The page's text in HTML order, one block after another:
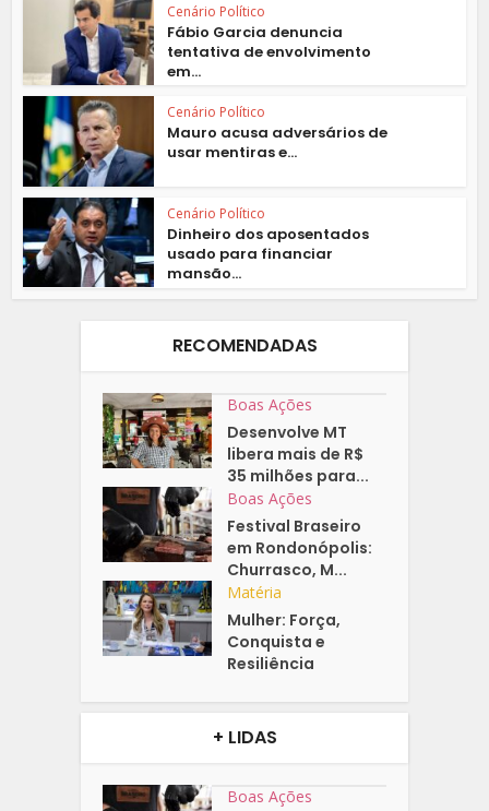
Cenário Político
Fábio Garcia denuncia
tentativa de envolvimento
em...
Cenário Político
Mauro acusa adversários de
usar mentiras e...
Cenário Político
Dinheiro dos aposentados
usado para financiar
mansão...
RECOMENDADAS
Boas Ações
Desenvolve MT
libera mais de R$
35 milhões para...
Boas Ações
Festival Braseiro
em Rondonópolis:
Churrasco, M...
Matéria
Mulher: Força,
Conquista e
Resiliência
+ LIDAS
Boas Ações